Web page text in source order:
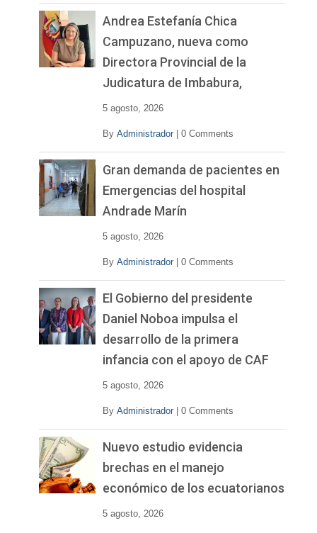
Andrea Estefanía Chica
Campuzano, nueva como
Directora Provincial de la
Judicatura de Imbabura,
5 agosto, 2026
By Administrador 0 Comments
Gran demanda de pacientes en
Emergencias del hospital
Andrade Marín
5 agosto, 2026
By Administrador 0 Comments
El Gobierno del presidente
Daniel Noboa impulsa el
desarrollo de la primera
infancia con el apoyo de CAF
5 agosto, 2026
By Administrador 0 Comments
Nuevo estudio evidencia
brechas en el manejo
económico de los ecuatorianos
5 agosto, 2026